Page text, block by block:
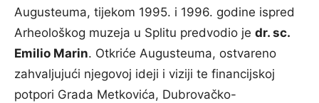
Augusteuma, tijekom 1995. i 1996. godine ispred
Arheološkog muzeja u Splitu predvodio je dr. sc.
Emilio Marin. Otkriće Augusteuma, ostvareno
zahvaljujući njegovoj ideji i viziji te financijskoj
potpori Grada Metkovića, Dubrovačko-